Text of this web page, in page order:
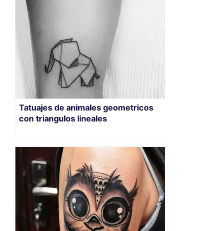
Tatuajes de animales geometricos
con triangulos lineales